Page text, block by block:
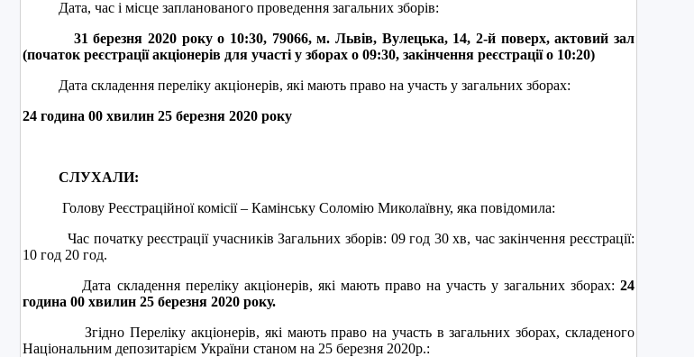
Дата, час і місце запланованого проведення загальних зборів:
31 березня 2020 року о 10:30, 79066, м. Львів, Вулецька, 14, 2-й поверх, актовий зал
(початок реєстрації акціонерів для участі у зборах о 09:30, закінчення реєстрації о 10:20)
Дата складення переліку акціонерів, які мають право на участь у загальних зборах:
24 година 00 хвилин 25 березня 2020 року
СЛУХАЛИ:
Голову Реєстраційної комісії – Камінську Соломію Миколаївну, яка повідомила:
Час початку реєстрації учасників Загальних зборів: 09 год 30 хв, час закінчення реєстрації:
10 год 20 год.
Дата складення переліку акціонерів, які мають право на участь у загальних зборах: 24
година 00 хвилин 25 березня 2020 року.
Згідно Переліку акціонерів, які мають право на участь в загальних зборах, складеного
Національним депозитарієм України станом на 25 березня 2020р.: